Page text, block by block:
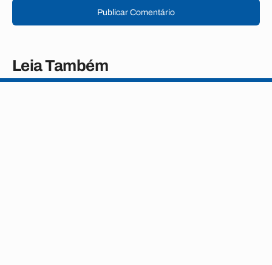
Publicar Comentário
Leia Também